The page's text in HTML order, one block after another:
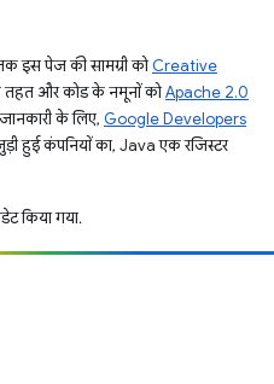
इस पेज की सामग्री कोCreative
और कोड के नमूनों कोApache 2.0
के लिए, Google Developers
हुई कंपनियों का, Java एक रजिस्टर
किया गया.